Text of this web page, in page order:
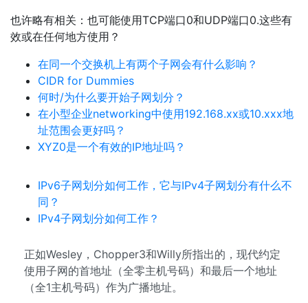
也许略有相关：也可能使用TCP端口0和UDP端口0.这些有
效或在任何地方使用？
在同一个交换机上有两个子网会有什么影响？
CIDR for Dummies
何时/为什么要开始子网划分？
在小型企业networking中使用192.168.xx或10.xxx地
址范围会更好吗？
XYZ0是一个有效的IP地址吗？
IPv6子网划分如何工作，它与IPv4子网划分有什么不
同？
IPv4子网划分如何工作？
正如Wesley，Chopper3和Willy所指出的，现代约定
使用子网的首地址（全零主机号码）和最后一个地址
（全1主机号码）作为广播地址。